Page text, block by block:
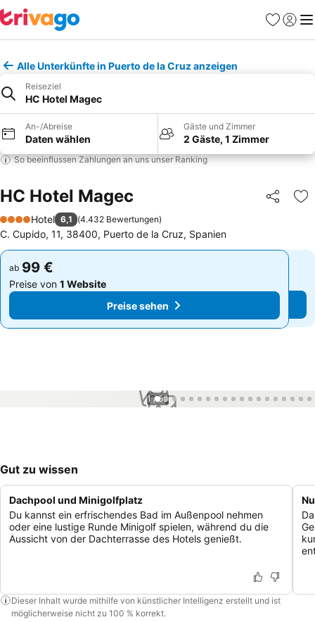
Favoriten
Alle Unterkünfte in Puerto de la Cruz anzeigen
Reiseziel
HC Hotel Magec
An-/Abreise
Daten wählen
Gäste und Zimmer
2 Gäste, 1 Zimmer
So beeinflussen Zahlungen an uns unser Ranking
HC Hotel Magec Teilen
4 Sterne
Hotel 6,1 (4.432 Bewertungen)
C. Cupido, 11, 38400, Puerto de la Cruz, Spanien
ab 99 €
Preise von 1 Website
Preise sehen
ab 99 €
Preise von 1 Website
Preise sehen
1 / 50
Gut zu wissen
Dachpool und Minigolfplatz
Du kannst ein erfrischendes Bad im Außenpool nehmen
oder eine lustige Runde Minigolf spielen, während du die
Aussicht von der Dachterrasse des Hotels genießt.
Dieser Inhalt wurde mithilfe von künstlicher Intelligenz erstellt und ist
möglicherweise nicht zu 100 % korrekt.